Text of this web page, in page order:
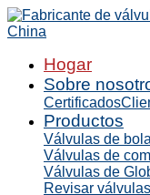
Hogar
Sobre
Certificados
Productos
Válvulas de bola
Válvulas de
Válvulas de
Revisar válvulas